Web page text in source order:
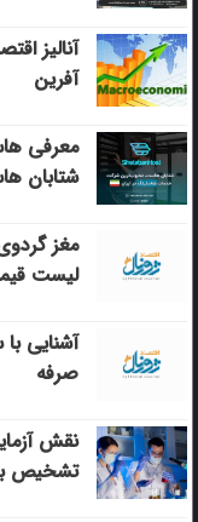
آنالیز
آفرین
معرفی
شتابان
مغز
لیست
آشنایی
صرفه
نقش
تشخیص